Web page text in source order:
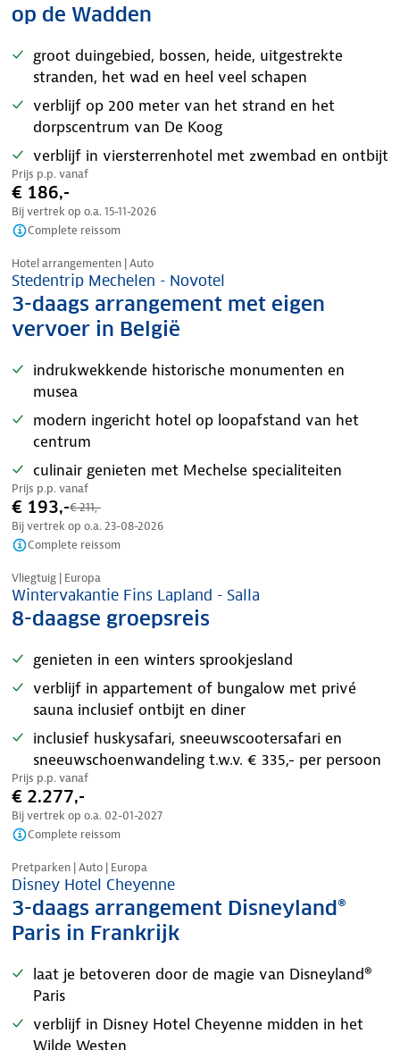
op de Wadden
groot duingebied, bossen, heide, uitgestrekte
stranden, het wad en heel veel schapen
verblijf op 200 meter van het strand en het
dorpscentrum van De Koog
verblijf in viersterrenhotel met zwembad en ontbijt
Prijs p.p. vanaf
€ 186,-
Bij vertrek op o.a. 15-11-2026
Complete reissom
Nazomer korting
Hotel arrangementen | Auto
Stedentrip Mechelen - Novotel
3-daags arrangement met eigen
vervoer in België
indrukwekkende historische monumenten en
musea
modern ingericht hotel op loopafstand van het
centrum
culinair genieten met Mechelse specialiteiten
Prijs p.p. vanaf
€ 193,-€ 211,-
Bij vertrek op o.a. 23-08-2026
Complete reissom
Vliegtuig | Europa
Wintervakantie Fins Lapland - Salla
8-daagse groepsreis
genieten in een winters sprookjesland
verblijf in appartement of bungalow met privé
sauna inclusief ontbijt en diner
inclusief huskysafari, sneeuwscootersafari en
sneeuwschoenwandeling t.w.v. € 335,- per persoon
Prijs p.p. vanaf
€ 2.277,-
Bij vertrek op o.a. 02-01-2027
Complete reissom
Pretparken | Auto | Europa
Disney Hotel Cheyenne
3-daags arrangement Disneyland®
Paris in Frankrijk
laat je betoveren door de magie van Disneyland®
Paris
verblijf in Disney Hotel Cheyenne midden in het
Wilde Westen